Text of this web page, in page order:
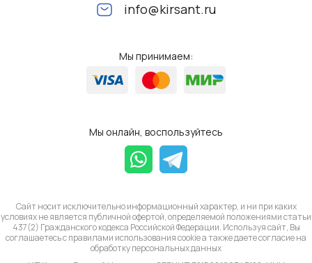
info@kirsant.ru
Мы принимаем:
Мы онлайн, воспользуйтесь
Сайт носит исключительно информационный характер, и ни при каких
условиях не является публичной офертой, определяемой положениями статьи
437(2) Гражданского кодекса Российской Федерации. Используя сайт, Вы
соглашаетесь с правилами использования cookie а также даете согласие на
обработкуперсональных данных